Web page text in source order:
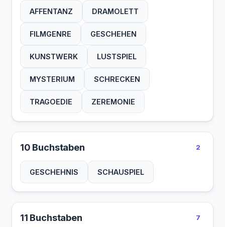
AFFENTANZ DRAMOLETT
FILMGENRE GESCHEHEN
KUNSTWERK LUSTSPIEL
MYSTERIUM SCHRECKEN
TRAGOEDIE ZEREMONIE
10 Buchstaben 2
GESCHEHNIS SCHAUSPIEL
11 Buchstaben 7